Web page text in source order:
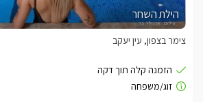
הילת השחר
צימר בצפון, עין יעקב